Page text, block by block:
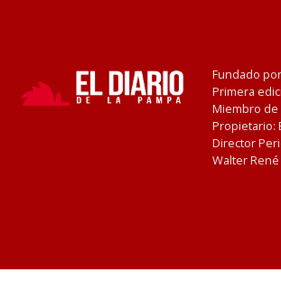
Fundado
Primera
Miembro de
Propietario:
Director
Walter